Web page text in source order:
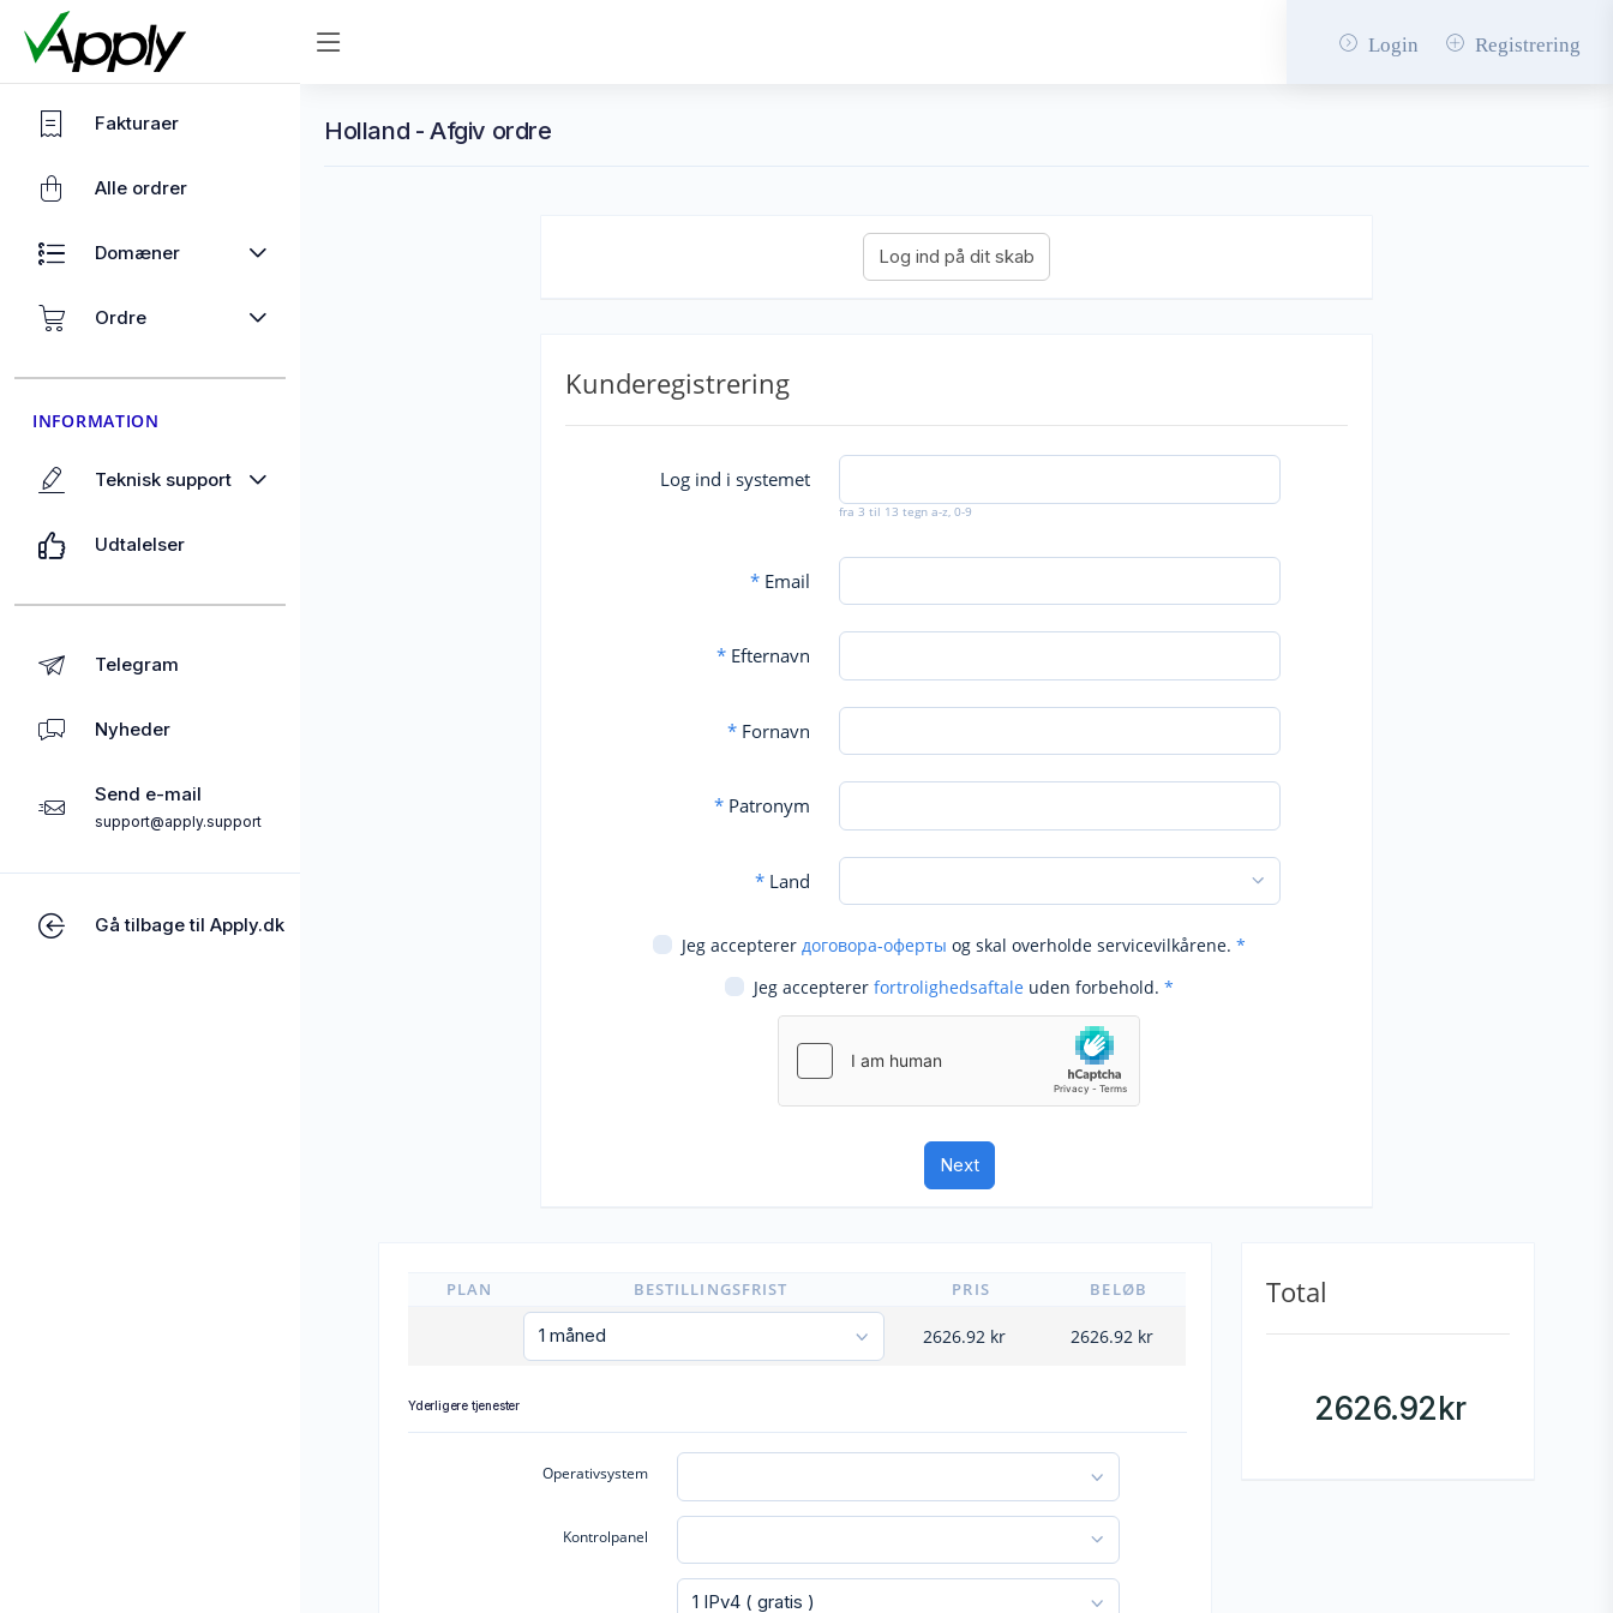
Login Registrering
Fakturaer
Alle ordrer
Domæner
Ordre
INFORMATION
Teknisk support
Udtalelser
Telegram
Nyheder
Send e-mail
support@apply.support
Gå tilbage til Apply.dk
Holland - Afgiv ordre
Kunderegistrering
Log ind i systemet
fra 3 til 13 tegn a-z, 0-9
*Email
*Efternavn
*Fornavn
*Patronym
*Land
Jeg accepterer договора-оферты og skal overholde servicevilkårene. *
Jeg accepterer fortrolighedsaftale uden forbehold. *
PLAN BESTILLINGSFRIST PRIS BELØB
2626.92kr 2626.92kr
Yderligere tjenester
Operativsystem
Kontrolpanel
Total
2626.92kr